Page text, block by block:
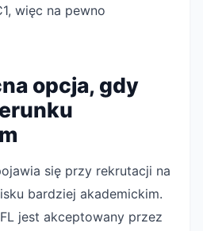
więc na pewno
opcja, gdy
się przy rekrutacji na
bardziej akademickim.
jest akceptowany przez